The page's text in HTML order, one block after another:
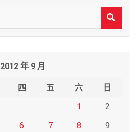
2012 年 9 月
四 五 六
日
1
2
6 7 8 9